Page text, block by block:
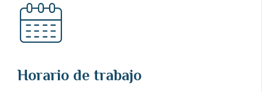
Horario de trabajo